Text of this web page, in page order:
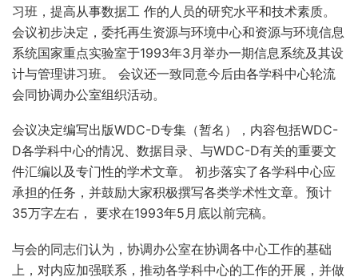
习班，提高从事数据工 作的人员的研究水平和技术素质。
会议初步决定，委托再生资源与环境中心和资源与环境信息
系统国家重点实验室于1993年3月举办一期信息系统及其设
计与管理讲习班。 会议还一致同意今后由各学科中心轮流
会同协调办公室组织活动。
会议决定编写出版WDC-D专集（暂名），内容包括WDC-
D各学科中心的情况、数据目录、与WDC-D有关的重要文
件汇编以及专门性的学术文章。 初步落实了各学科中心应
承担的任务，并鼓励大家积极撰写各类学术性文章。预计
35万字左右， 要求在1993年5月底以前完稿。
与会的同志们认为，协调办公室在协调各中心工作的基础
上，对内应加强联系，推动各学科中心的工作的开展，并做